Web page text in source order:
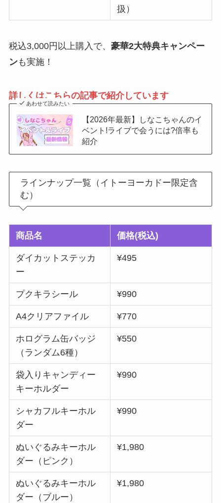
扱）
税込3,000円以上購入で、 豪華2大特典キャンペー
ンも実施！
詳しくはこちらの記事で紹介しています
あわせて読みたい
【2026年最新】しなこちゃんのイ
ベント!ライブで会うには?倍率も
紹介
ラインナップ一覧（イトーヨーカドー限定含
む）
商品名 価格(税込)
ダイカットステッカ
ー
¥495
プクキラシール ¥990
A4クリアファイル ¥770
ホログラム缶バッジ
（ランダム6種）
¥550
袋入りキャンディー
キーホルダー
¥990
シャカフルキーホル
ダー
¥990
ぬいぐるみキーホル
ダー（ピンク）
¥1,980
ぬいぐるみキーホル
ダー（ブルー）
¥1,980